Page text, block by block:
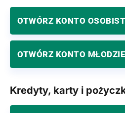
OTWÓRZ KONTO
OTWÓRZ KONTO
Kredyty, karty i